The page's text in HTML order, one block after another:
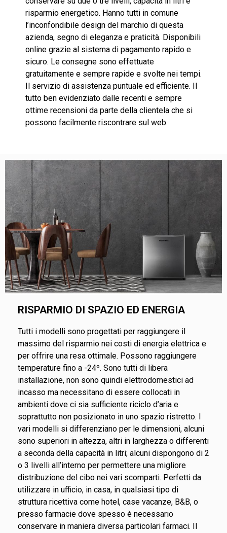
risparmio energetico. Hanno tutti in comune
l’inconfondibile design del marchio di questa
azienda, segno di eleganza e praticità. Disponibili
online grazie al sistema di pagamento rapido e
sicuro. Le consegne sono effettuate
gratuitamente e sempre rapide e svolte nei tempi.
Il servizio di assistenza puntuale ed efficiente. Il
tutto ben evidenziato dalle recenti e sempre
ottime recensioni da parte della clientela che si
possono facilmente riscontrare sul web.
RISPARMIO DI SPAZIO ED ENERGIA
Tutti i modelli sono progettati per raggiungere il
massimo del risparmio nei costi di energia elettrica e
per offrire una resa ottimale. Possono raggiungere
temperature fino a -24º. Sono tutti di libera
installazione, non sono quindi elettrodomestici ad
incasso ma necessitano di essere collocati in
ambienti dove ci sia sufficiente riciclo d’aria e
soprattutto non posizionato in uno spazio ristretto. I
vari modelli si differenziano per le dimensioni, alcuni
sono superiori in altezza, altri in larghezza o differenti
a seconda della capacità in litri; alcuni dispongono di 2
o 3 livelli all’interno per permettere una migliore
distribuzione del cibo nei vari scomparti. Perfetti da
utilizzare in ufficio, in casa, in qualsiasi tipo di
struttura ricettiva come hotel, case vacanze, B&B, o
presso farmacie dove spesso è necessario
conservare in maniera diversa particolari farmaci. Il